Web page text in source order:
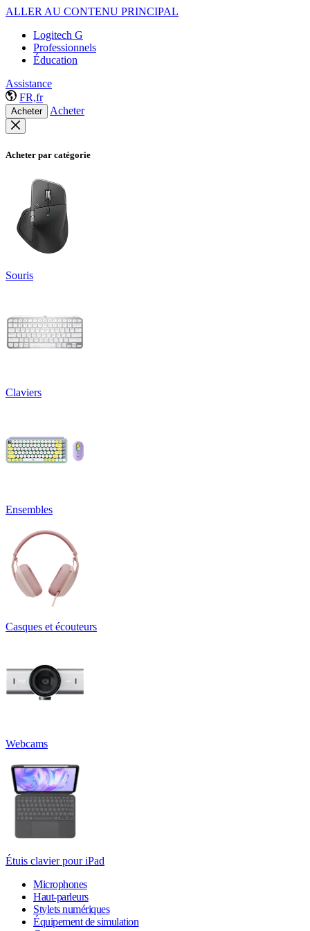
ALLER AU CONTENU PRINCIPAL
Logitech G
Professionnels
Éducation
Assistance
FR,fr
Acheter Acheter
Acheter par catégorie
Souris
Claviers
Ensembles
Casques et écouteurs
Webcams
Étuis clavier pour iPad
Microphones
Haut-parleurs
Stylets numériques
Équipement de simulation